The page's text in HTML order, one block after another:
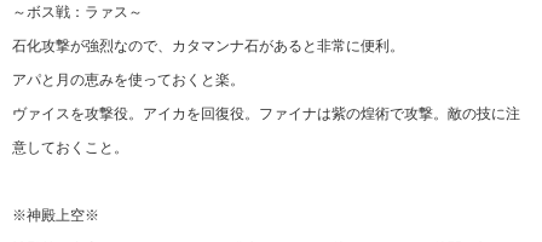
～ボス戦：ラァス～
石化攻撃が強烈なので、カタマンナ石があると非常に便利。
アパと月の恵みを使っておくと楽。
ヴァイスを攻撃役。アイカを回復役。ファイナは紫の煌術で攻撃。敵の技に注
意しておくこと。
※神殿上空※